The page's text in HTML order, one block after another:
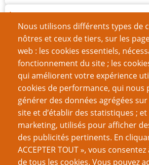
Nous utilisons différents types de
nôtres et ceux de tiers, sur les
web : les cookies essentiels,
fonctionnement du site ; les
qui améliorent votre expérience
cookies de performance, qui nous
générer des données agrégées
site et d’établir des statistiques ; et
marketing, utilisés pour afficher
des publicités pertinents. En
ACCEPTER TOUT », vous
de tous les cookies. Vous pouvez
Nom d'utilisateur
Mot de passe